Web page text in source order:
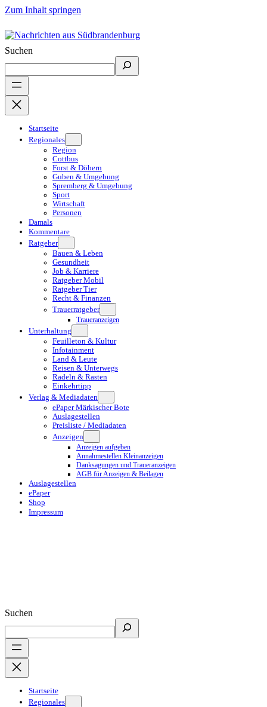
Zum Inhalt springen
Suchen
Startseite
Regionales
Region
Cottbus
Forst & Döbern
Guben & Umgebung
Spremberg & Umgebung
Sport
Wirtschaft
Personen
Damals
Kommentare
Ratgeber
Bauen & Leben
Gesundheit
Job & Karriere
Ratgeber Mobil
Ratgeber Tier
Recht & Finanzen
Trauerratgeber
Traueranzeigen
Unterhaltung
Feuilleton & Kultur
Infotainment
Land & Leute
Reisen & Unterwegs
Radeln & Rasten
Einkehrtipp
Verlag & Mediadaten
ePaper Märkischer Bote
Auslagestellen
Preisliste / Mediadaten
Anzeigen
Anzeigen aufgeben
Annahmestellen Kleinanzeigen
Danksagungen und Traueranzeigen
AGB für Anzeigen & Beilagen
Auslagestellen
ePaper
Shop
Impressum
Suchen
Startseite
Regionales